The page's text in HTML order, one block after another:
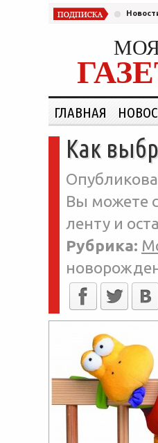
ГЛАВНАЯ
Как
Вы можете
ленту и
Рубрика: